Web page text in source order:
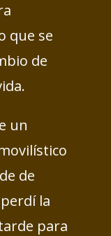
que se
de
un
de
la
para